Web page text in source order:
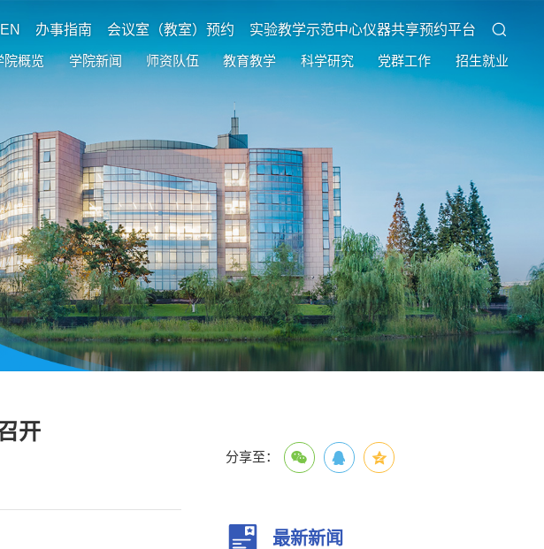
EN 办事指南 会议室（教室）预约 实验教学示范中心仪器共享预约平台
院概览 学院新闻 师资队伍 教育教学 科学研究 党群工作 招生就业
开
分享至：
最新新闻